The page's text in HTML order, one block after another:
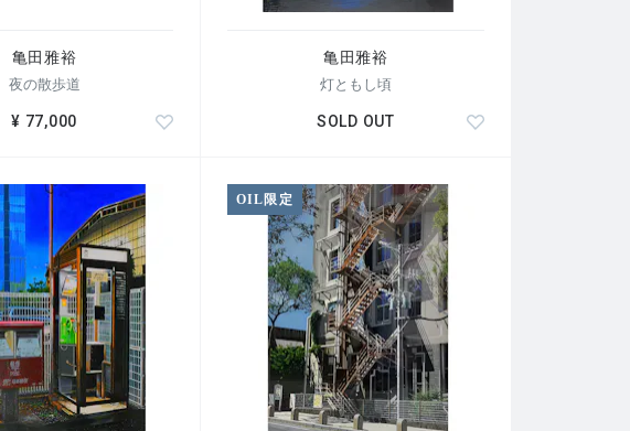
亀田雅裕
夜の散歩道
¥ 77,000
亀田雅裕
灯ともし頃
SOLD OUT
OIL限定